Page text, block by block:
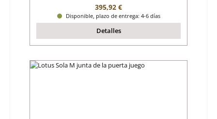
Precio normal:
395,92 €
Disponible, plazo de entrega: 4-6 días
Detalles